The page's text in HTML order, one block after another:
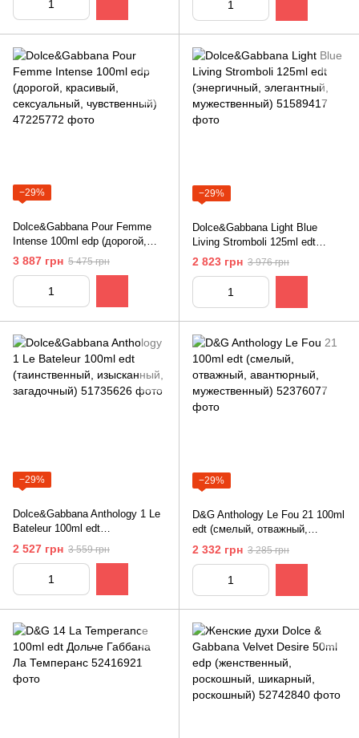
−29%
Dolce&Gabbana Pour Femme
Intense 100ml edp (дорогой,
красивый, сексуальный,
чувственный)
3 887 грн 5 475 грн
−29%
Dolce&Gabbana Light Blue
Living Stromboli 125ml edt
(энергичный, элегантный,
мужественный)
2 823 грн 3 976 грн
−29%
Dolce&Gabbana Anthology 1 Le
Bateleur 100ml edt
(таинственный, изысканный,
загадочный)
2 527 грн 3 559 грн
−29%
D&G Anthology Le Fou 21 100ml
edt (смелый, отважный,
авантюрный, мужественный)
2 332 грн 3 285 грн